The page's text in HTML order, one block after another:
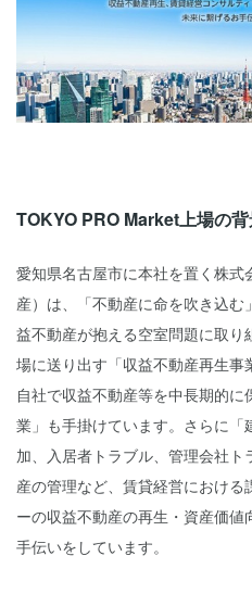
TOKYO PRO Market上場の
愛知県名古屋市に本社を置く株
産）は、「不動産に命を吹き込
益不動産が抱える空室問題に取
場に送り出す「収益不動産再生事
自社で収益不動産等を中長期的
業」も手掛けています。さらに
加、入居者トラブル、管理会社
産の管理など、賃貸経営におけ
ーの収益不動産の再生・資産価
手伝いをしています。